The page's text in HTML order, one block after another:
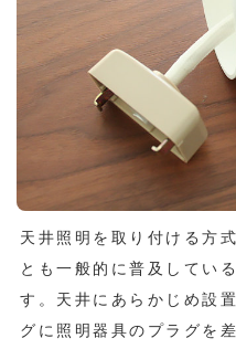
天井照明を取り付ける方
とも一般的に普及してい
す。天井にあらかじめ設
グに照明器具のプラグを